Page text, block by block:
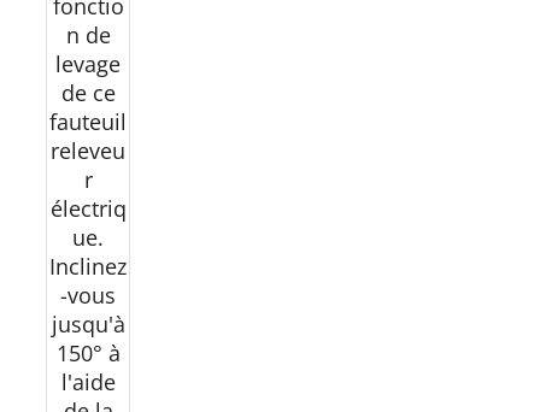
n de
levage
de ce
fauteuil
releveu
r
électriq
ue.
Inclinez
-vous
jusqu'à
150° à
l'aide